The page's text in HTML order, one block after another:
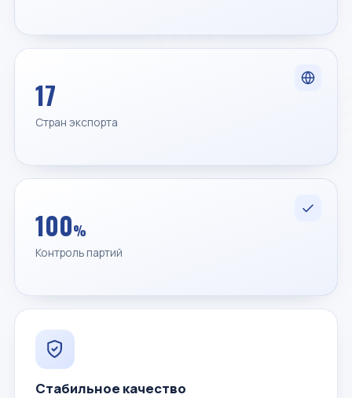
17
Стран экспорта
100%
Контроль партий
Стабильное качество